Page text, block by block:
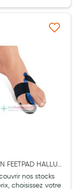
FEETPAD HALLUX
NOCT
L
nos stocks
choisissez votre
Ajouter à ma liste